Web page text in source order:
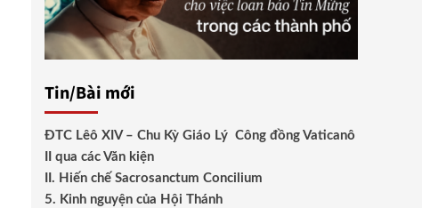
Tin/Bài mới
ĐTC Lêô XIV – Chu Kỳ Giáo Lý Công đồng Vaticanô
II qua các Văn kiện
II. Hiến chế Sacrosanctum Concilium
5. Kinh nguyện của Hội Thánh